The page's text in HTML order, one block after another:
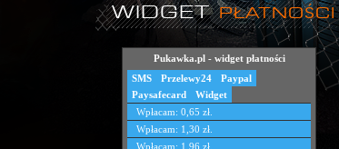
WIDGETPŁATNOŚCI